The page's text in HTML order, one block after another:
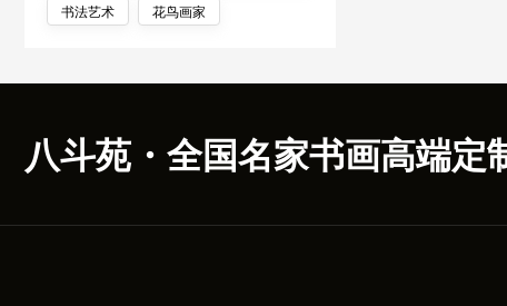
书法艺术
花鸟画家
八斗苑・全国名家书画高端定